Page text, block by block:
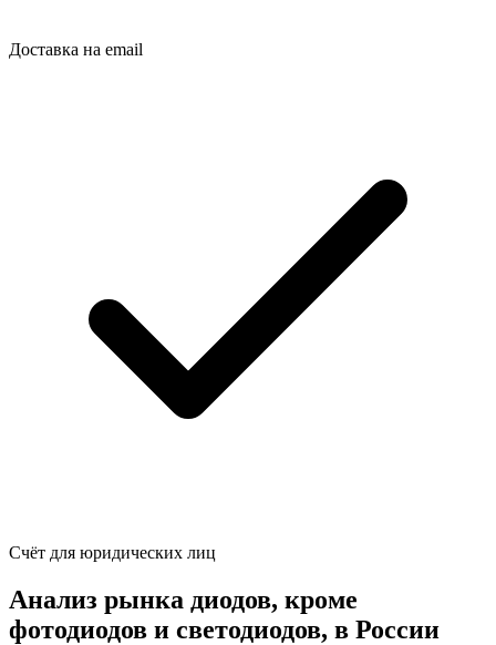
Доставка на email
Счёт для юридических лиц
Анализ рынка диодов, кроме
фотодиодов и светодиодов, в России